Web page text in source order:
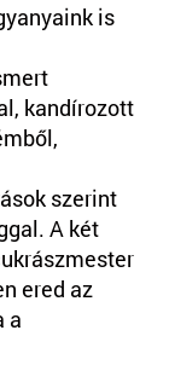
is
kandírozott
szerint
A két
ered az
a